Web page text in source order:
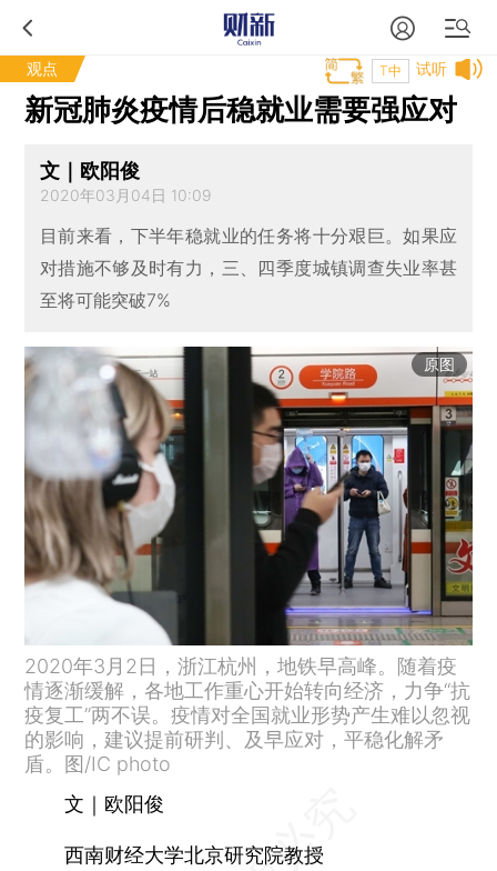
观点 试听
T中
新冠肺炎疫情后稳就业需要强应对
文｜欧阳俊
2020年03月04日 10:09
目前来看，下半年稳就业的任务将十分艰巨。如果应
对措施不够及时有力，三、四季度城镇调查失业率甚
至将可能突破7%
原图
2020年3月2日，浙江杭州，地铁早高峰。随着疫
情逐渐缓解，各地工作重心开始转向经济，力争“抗
疫复工”两不误。疫情对全国就业形势产生难以忽视
的影响，建议提前研判、及早应对，平稳化解矛
盾。图/IC photo
文｜欧阳俊
西南财经大学北京研究院教授